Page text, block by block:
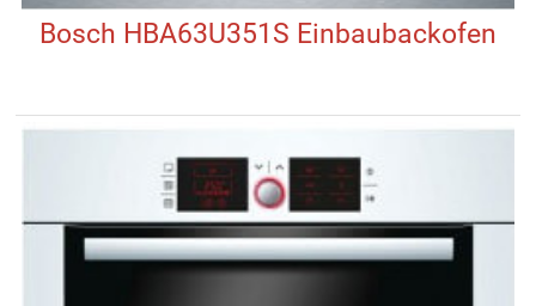
Bosch HBA63U351S Einbaubackofen